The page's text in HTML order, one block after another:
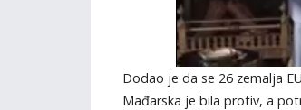
Dodao je da se 26 zemalja
Mađarska je bila protiv, a